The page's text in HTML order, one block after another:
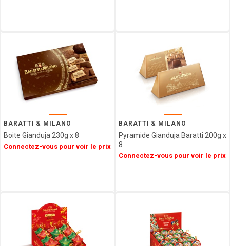
CONFISERIE
1844
PATISSERIE
DES
FLANDRES
FABRIK
ARBRE
A JUS
LINDFIELD
NAMUROISE
BARATTI & MILANO
Boite Gianduja 230g x 8
Connectez-vous pour voir le prix
BARATTI & MILANO
Pyramide Gianduja Baratti 200g x
8
Connectez-vous pour voir le prix